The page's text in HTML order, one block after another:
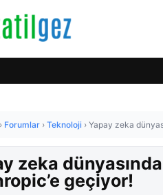
› Forumlar › Teknoloji › Yapay zeka
zeka
geçiyor!